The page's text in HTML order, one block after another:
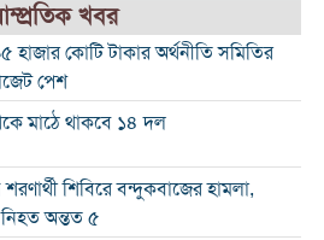
খবর
হাজার কোটি টাকার অর্থনীতি সমিতির
পেশ
মাঠে থাকবে ১৪ দল
শরণার্থী শিবিরে বন্দুকবাজের হামলা,
অন্তত ৫